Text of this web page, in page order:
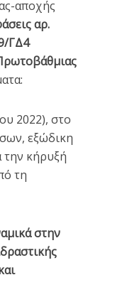
αποχής
αρ.
ΓΔ4
2022), στο
εξώδικη
την κήρυξή
τη
στην
των μαθητών
MySchool και...
3 min read